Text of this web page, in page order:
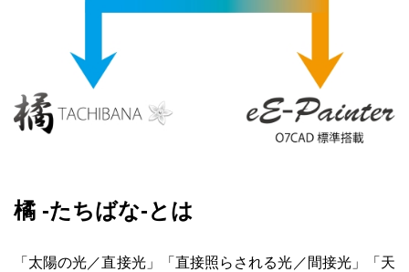
橘 -たちばな-とは
「太陽の光／直接光」「直接照らされる光／間接光」「天